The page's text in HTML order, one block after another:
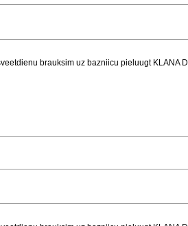
brauksim uz bazniicu pieluugt KLANA